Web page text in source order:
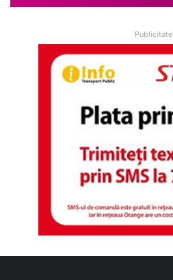
Publicitate